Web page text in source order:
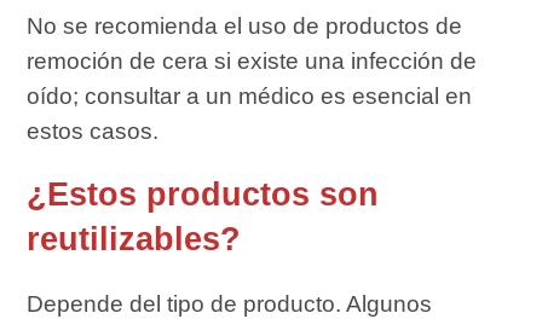
No se recomienda el uso de productos de
remoción de cera si existe una infección de
oído; consultar a un médico es esencial en
estos casos.
¿Estos productos son
reutilizables?
Depende del tipo de producto. Algunos